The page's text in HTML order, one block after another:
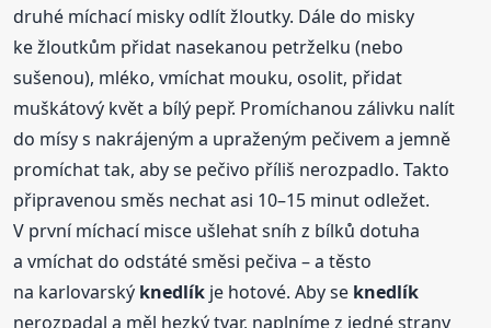
druhé míchací misky odlít žloutky. Dále do misky
ke žloutkům přidat nasekanou petrželku (nebo
sušenou), mléko, vmíchat mouku, osolit, přidat
muškátový květ a bílý pepř. Promíchanou zálivku nalít
do mísy s nakrájeným a upraženým pečivem a jemně
promíchat tak, aby se pečivo příliš nerozpadlo. Takto
připravenou směs nechat asi 10–15 minut odležet.
V první míchací misce ušlehat sníh z bílků dotuha
a vmíchat do odstáté směsi pečiva – a těsto
na karlovarský knedlík je hotové. Aby se knedlík
nerozpadal a měl hezký tvar, naplníme z jedné strany